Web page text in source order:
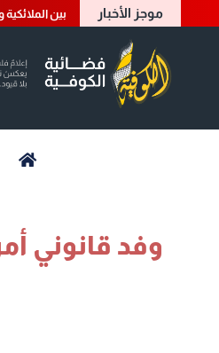
موجز الأخبار بين
وفد قانوني